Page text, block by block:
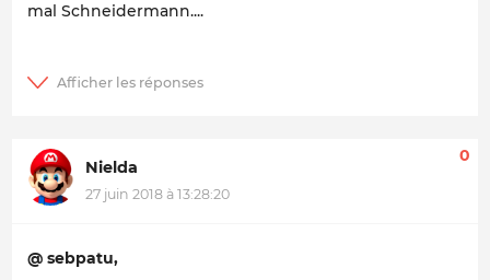
mal Schneidermann....
Nielda
27 juin 2018 à 13:28:20
0
@ sebpatu,